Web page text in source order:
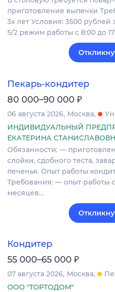
приготовление выпечки
3х лет Условия: 3500 рублей
5/2 режим работы с 8:00 до
Пекарь-кондитер
80 000–90 000 ₽
06 августа 2026 Москва
ИНДИВИДУАЛЬНЫЙ
ЕКАТЕРИНА
Обязанности: —
слойки, сдобного теста,
печенья. Опыт работы
Требования: — опыт работы
месяцев…
Кондитер
55 000–65 000 ₽
07 августа 2026 Москва
ООО "ТОРТОДОМ"